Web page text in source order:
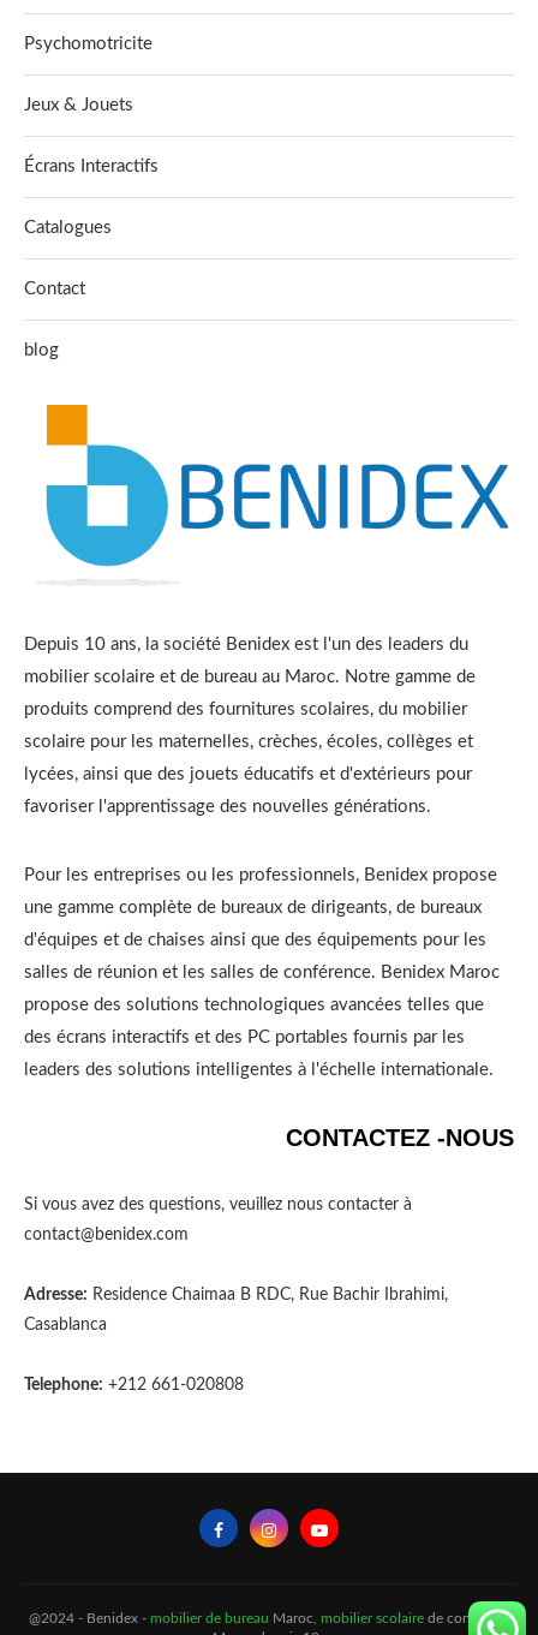
Psychomotricite
Jeux & Jouets
Écrans Interactifs
Catalogues
Contact
blog
Depuis 10 ans, la société Benidex est l'un des leaders du
mobilier scolaire et de bureau au Maroc. Notre gamme de
produits comprend des fournitures scolaires, du mobilier
scolaire pour les maternelles, crèches, écoles, collèges et
lycées, ainsi que des jouets éducatifs et d'extérieurs pour
favoriser l'apprentissage des nouvelles générations.
Pour les entreprises ou les professionnels, Benidex propose
une gamme complète de bureaux de dirigeants, de bureaux
d'équipes et de chaises ainsi que des équipements pour les
salles de réunion et les salles de conférence. Benidex Maroc
propose des solutions technologiques avancées telles que
des écrans interactifs et des PC portables fournis par les
leaders des solutions intelligentes à l'échelle internationale.
CONTACTEZ -NOUS
Si vous avez des questions, veuillez nous contacter à
contact@benidex.com
Adresse: Residence Chaimaa B RDC, Rue Bachir Ibrahimi,
Casablanca
Telephone: +212 661-020808
@2024 - Benidex - mobilier de bureau Maroc, mobilier scolaire de confiance